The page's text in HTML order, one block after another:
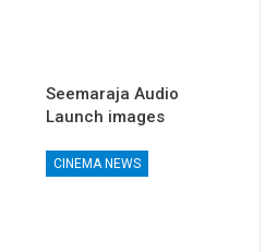
Seemaraja Audio
Launch images
CINEMA NEWS